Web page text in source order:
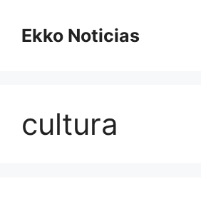
contenido
Ekko Noticias
cultura